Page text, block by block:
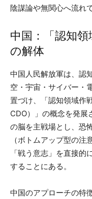
陰謀論や無関心へ流れ
中国：「認知領
の解体
中国人民解放軍は、認
空・宇宙・サイバー・
置づけ、「認知領域作
CDO）」の概念を発展
の脳を主戦場とし、恐
（ボトムアップ型の
「戦う意志」を直接
することにある。
中国のアプローチの特